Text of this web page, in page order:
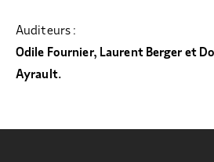
Auditeurs :
Odile Fournier, Laurent Berger et
Ayrault.